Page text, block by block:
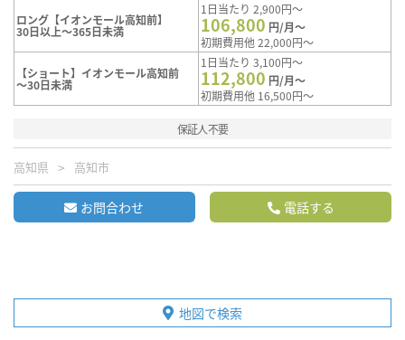
ロング【イオンモール高知前】
30日以上～365日未満
1日当たり 2,900円～
106,800 円/月～
初期費用他 22,000円～
【ショート】イオンモール高知前
～30日未満
1日当たり 3,100円～
112,800 円/月～
初期費用他 16,500円～
保証人不要
高知県 高知市
お問合わせ 電話する
地図で検索